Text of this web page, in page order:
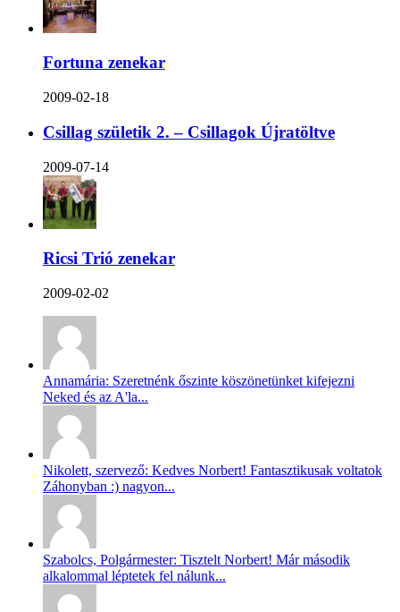
Fortuna zenekar
2009-02-18
Csillag születik 2. – Csillagok Újratöltve
2009-07-14
Ricsi Trió zenekar
2009-02-02
Annamária: Szeretnénk őszinte köszönetünket kifejezni
Neked és az A'la...
Nikolett, szervező: Kedves Norbert! Fantasztikusak voltatok
Záhonyban :) nagyon...
Szabolcs, Polgármester: Tisztelt Norbert! Már második
alkalommal léptetek fel nálunk...